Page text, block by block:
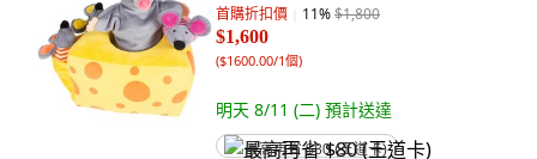
首購折扣價 11%$1,800
$1,600
($1600.00/1個)
明天 8/11 (二) 預計送達
最高再省 $80 (王道卡)